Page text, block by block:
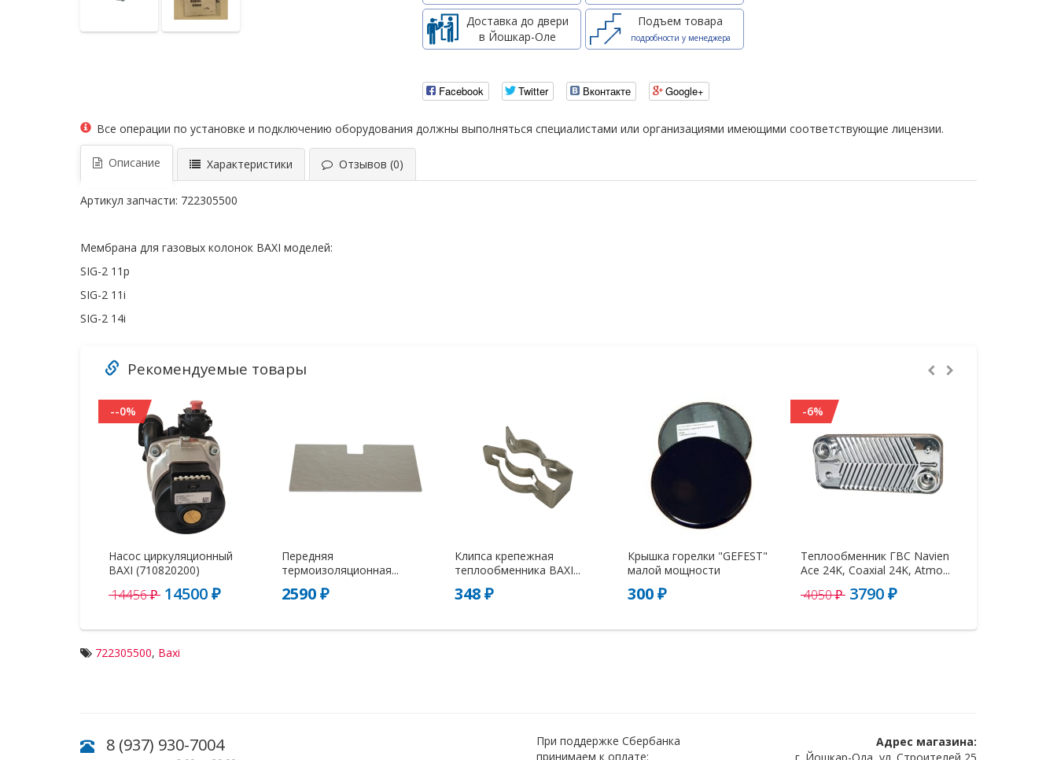
Доставка до двери
в Йошкар-Оле
Подъем товара
подробности у менеджера
Facebook Twitter Вконтакте Google+
Все операции по установке и подключению оборудования должны выполняться специалистами или организациями имеющими соответствующие лицензии.
Описание Характеристики Отзывов (0)
Артикул запчасти: 722305500
Мембрана для газовых колонок BAXI моделей:
SIG-2 11p
SIG-2 11i
SIG-2 14i
Рекомендуемые товары
--0%
Насос циркуляционный
BAXI (710820200)
14456 ₽ 14500 ₽
Передняя
термоизоляционная...
2590 ₽
Клипса крепежная
теплообменника BAXI...
348 ₽
Крышка горелки "GEFEST"
малой мощности
300 ₽
-6%
Теплообменник ГВС Navien
Ace 24K, Coaxial 24K, Atmo...
4050 ₽ 3790 ₽
722305500, Baxi
8 (937) 930-7004
При поддержке Сбербанка
принимаем к оплате:
Адрес магазина: